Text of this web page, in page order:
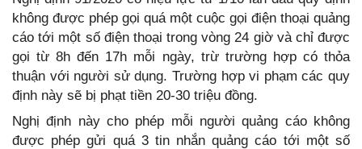
không được phép gọi quá một cuộc gọi điện thoại quảng
cáo tới một số điện thoại trong vòng 24 giờ và chỉ được
gọi từ 8h đến 17h mỗi ngày, trừ trường hợp có thỏa
thuận với người sử dụng. Trường hợp vi phạm các quy
định này sẽ bị phạt tiền 20-30 triệu đồng.
Nghị định này cho phép mỗi người quảng cáo không
được phép gửi quá 3 tin nhắn quảng cáo tới một số